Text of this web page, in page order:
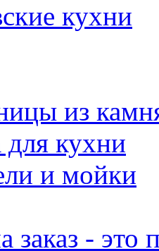
кухни
из
для кухни
и мойки
заказ -